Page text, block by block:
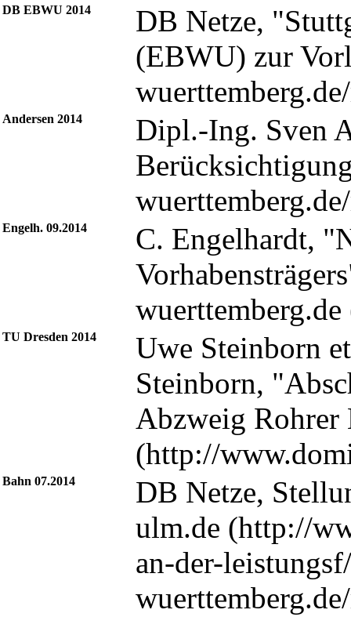
DB EBWU 2014
DB Netze,
(EBWU) zur
Andersen 2014
Dipl.-Ing. Sven
Engelh. 09.2014
C. Engelhardt,
wuerttemberg.de
TU Dresden 2014
Uwe Steinborn
Steinborn,
Abzweig Rohrer
Bahn 07.2014
DB Netze,
ulm.de